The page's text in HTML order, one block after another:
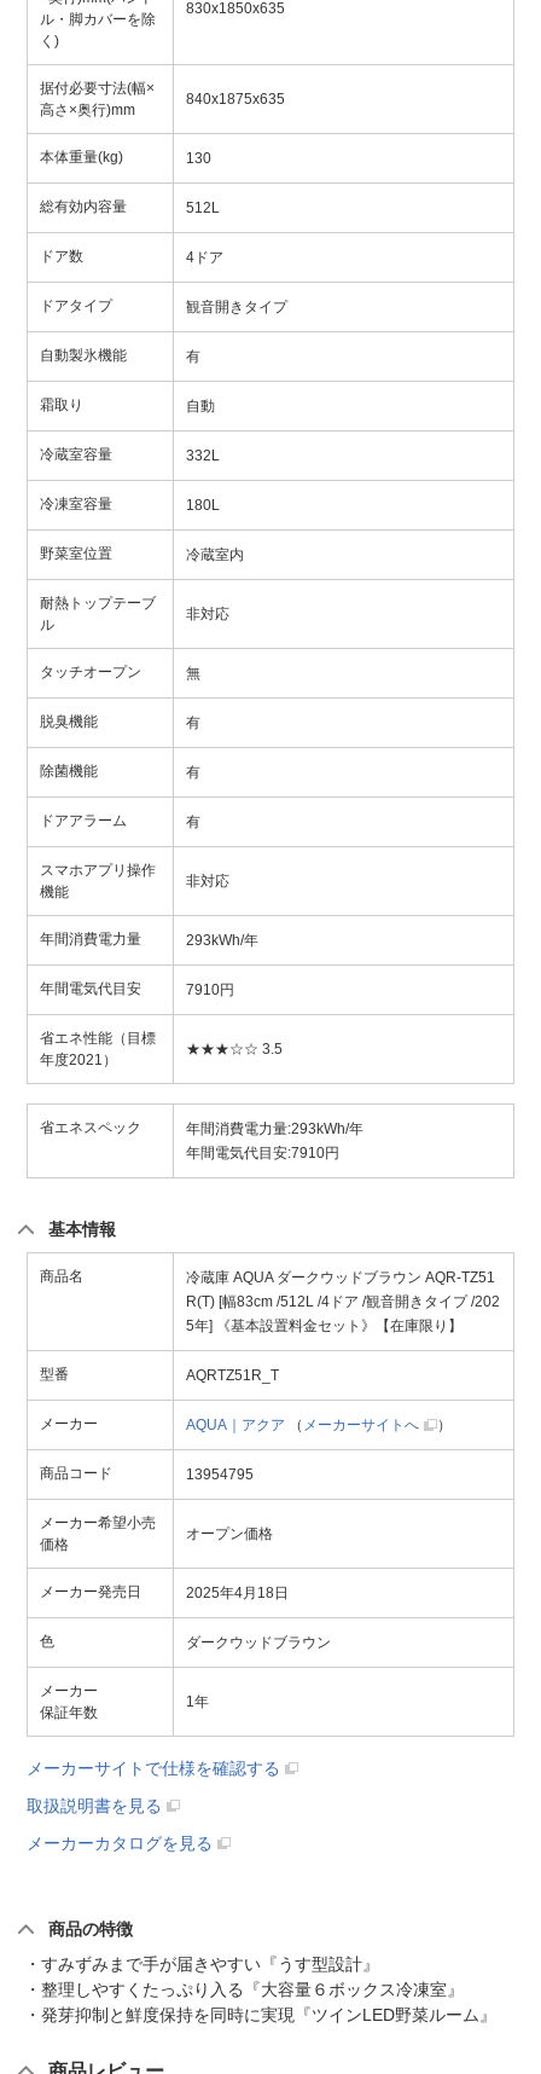
ル・脚カバーを除
く)
830x1850x635
据付必要寸法(幅×
高さ×奥行)mm
840x1875x635
本体重量(kg) 130
総有効内容量 512L
ドア数 4ドア
ドアタイプ 観音開きタイプ
自動製氷機能 有
霜取り 自動
冷蔵室容量 332L
冷凍室容量 180L
野菜室位置 冷蔵室内
耐熱トップテーブ
ル
非対応
タッチオープン 無
脱臭機能 有
除菌機能 有
ドアアラーム 有
スマホアプリ操作
機能
非対応
年間消費電力量 293kWh/年
年間電気代目安 7910円
省エネ性能（目標
年度2021）
★★★☆☆ 3.5
省エネスペック
年間消費電力量:293kWh/年
年間電気代目安:7910円
基本情報
商品名
冷蔵庫 AQUA ダークウッドブラウン AQR-TZ51
R(T) [幅83cm /512L /4ドア /観音開きタイプ /202
5年] 《基本設置料金セット》【在庫限り】
型番 AQRTZ51R_T
メーカー AQUA｜アクア （ メーカーサイトへ ）
商品コード 13954795
メーカー希望小売
価格
オープン価格
メーカー発売日 2025年4月18日
色 ダークウッドブラウン
メーカー
保証年数
1年
メーカーサイトで仕様を確認する
取扱説明書を見る
メーカーカタログを見る
商品の特徴
・すみずみまで手が届きやすい『うす型設計』
・整理しやすくたっぷり入る『大容量６ボックス冷凍室』
・発芽抑制と鮮度保持を同時に実現『ツインLED野菜ルーム』